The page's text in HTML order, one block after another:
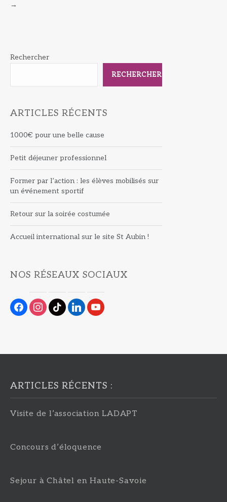
→
Rechercher
RECHERCHER
ARTICLES RÉCENTS
1000€ pour une belle cause
Petit déjeuner professionnel
Former par l’action : les élèves mobilisés sur
un événement sportif
Retour sur la soirée costumée
Accueil international sur le site St Aubin !
NOS RÉSEAUX SOCIAUX
facebookinstagram
tiktoklinkedinyoutube
ARTICLES RÉCENTS :
Visite de l’association LADAPT
Concours d’éloquence
Sejour à Châtel en Haute-Savoie